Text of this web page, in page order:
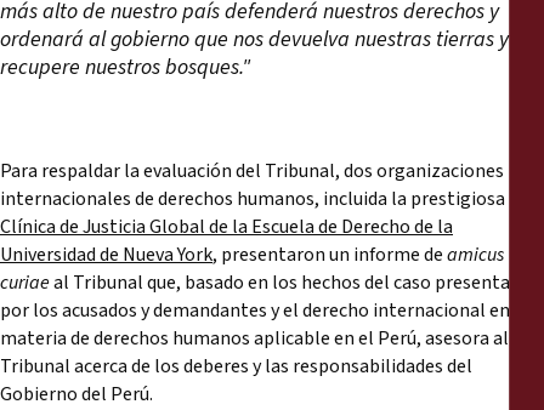
más alto de nuestro país defenderá nuestros derechos y
ordenará al gobierno que nos devuelva nuestras tierras y
recupere nuestros bosques."
Para respaldar la evaluación del Tribunal, dos organizaciones
internacionales de derechos humanos, incluida la prestigiosa
Clínica de Justicia Global de la Escuela de Derecho de la
Universidad de Nueva York, presentaron un informe deamicus
curiaeal Tribunal que, basado en los hechos del caso presentado
por los acusados y demandantes y el derecho internacional en
materia de derechos humanos aplicable en el Perú, asesora al
Tribunal acerca de los deberes y las responsabilidades del
Gobierno del Perú.